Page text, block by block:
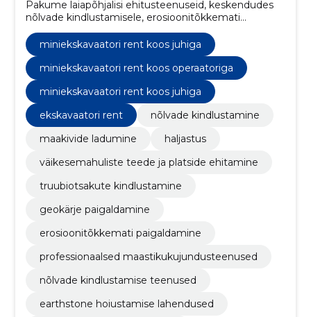
Pakume laiapõhjalisi ehitusteenuseid, keskendudes
nõlvade kindlustamisele, erosioonitõkkemati
paigaldamisele, geokärje paigaldamisele,
truubiotsakute kindlustamisele ja haljastusele.
miniekskavaatori rent koos juhiga
miniekskavaatori rent koos operaatoriga
miniekskavaatori rent koos juhiga
ekskavaatori rent
nõlvade kindlustamine
maakivide ladumine
haljastus
väikesemahuliste teede ja platside ehitamine
truubiotsakute kindlustamine
geokärje paigaldamine
erosioonitõkkemati paigaldamine
professionaalsed maastikukujundusteenused
nõlvade kindlustamise teenused
earthstone hoiustamise lahendused